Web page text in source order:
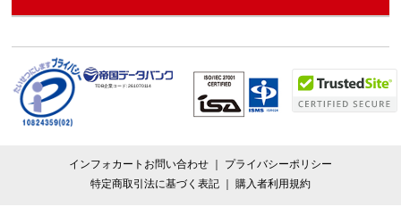
TDB企業コード:261070114
インフォカートお問い合わせ
プライバシーポリシー
特定商取引法に基づく表記
購入者利用規約